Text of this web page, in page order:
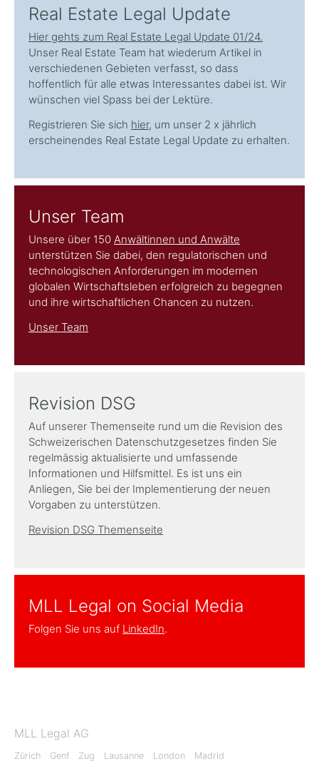
Real Estate Legal Update
Hier gehts zum Real Estate Legal Update 01/24.
Unser Real Estate Team hat wiederum Artikel in
verschiedenen Gebieten verfasst, so dass
hoffentlich für alle etwas Interessantes dabei ist. Wir
wünschen viel Spass bei der Lektüre.
Registrieren Sie sich hier, um unser 2 x jährlich
erscheinendes Real Estate Legal Update zu erhalten.
Unser Team
Unsere über 150 Anwältinnen und Anwälte
unterstützen Sie dabei, den regulatorischen und
technologischen Anforderungen im modernen
globalen Wirtschaftsleben erfolgreich zu begegnen
und ihre wirtschaftlichen Chancen zu nutzen.
Unser Team
Revision DSG
Auf unserer Themenseite rund um die Revision des
Schweizerischen Datenschutzgesetzes finden Sie
regelmässig aktualisierte und umfassende
Informationen und Hilfsmittel. Es ist uns ein
Anliegen, Sie bei der Implementierung der neuen
Vorgaben zu unterstützen.
Revision DSG Themenseite
MLL Legal on Social Media
Folgen Sie uns auf LinkedIn.
MLL Legal AG
Zürich Genf Zug Lausanne London Madrid